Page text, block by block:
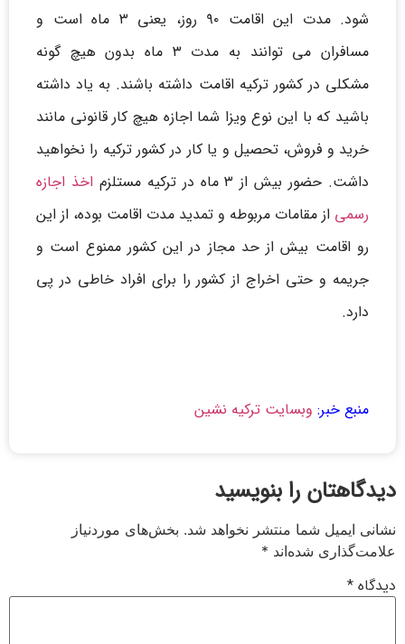
شود. مدت این اقامت ۹۰ روز، یعنی ۳ ماه است و
مسافران می توانند به مدت ۳ ماه بدون هیچ گونه
مشکلی در کشور ترکیه اقامت داشته باشند. به یاد داشته
باشید که با این نوع ویزا شما اجازه هیچ کار قانونی مانند
خرید و فروش، تحصیل و یا کار در کشور ترکیه را نخواهید
داشت. حضور بیش از ۳ ماه در ترکیه مستلزم
اخذ اجازه
رسمی از مقامات مربوطه و تمدید مدت اقامت بوده، از این
رو اقامت بیش از حد مجاز در این کشور ممنوع است و
جریمه و حتی اخراج از کشور را برای افراد خاطی در پی
دارد.
منبع خبر: وبسایت ترکیه نشین
دیدگاهتان را بنویسید
نشانی ایمیل شما منتشر نخواهد شد. بخش‌های موردنیاز
علامت‌گذاری شده‌اند *
دیدگاه *